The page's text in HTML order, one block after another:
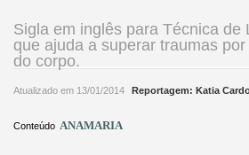
Sigla em inglês para Técnica
que ajuda a superar traumas
do corpo.
Atualizado em 13/01/2014 Reportagem: Katia
Conteúdo ANAMARIA